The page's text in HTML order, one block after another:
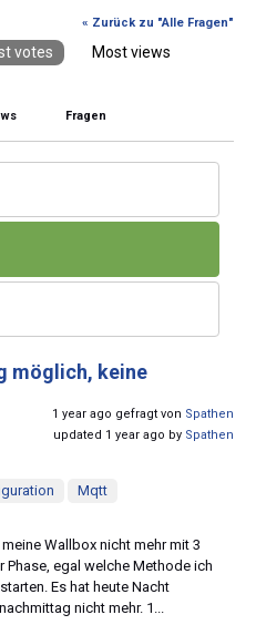
« Zurück zu "Alle Fragen"
votes Most views
Fragen
möglich, keine
1 year ago gefragt von Spathen
updated 1 year ago by Spathen
Mqtt
Wallbox nicht mehr mit 3
Phase, egal welche Methode ich
Es hat heute Nacht
nicht mehr. 1...